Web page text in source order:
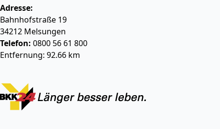
Adresse:
Bahnhofstraße 19
34212 Melsungen
Telefon: 0800 56 61 800
Entfernung: 92.66 km